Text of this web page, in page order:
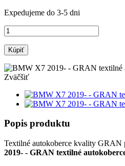
Expedujeme do 3-5 dni
Kúpiť
Zväčšiť
Popis produktu
Textilné autokoberce kvality GRAN
2019- - GRAN textilné